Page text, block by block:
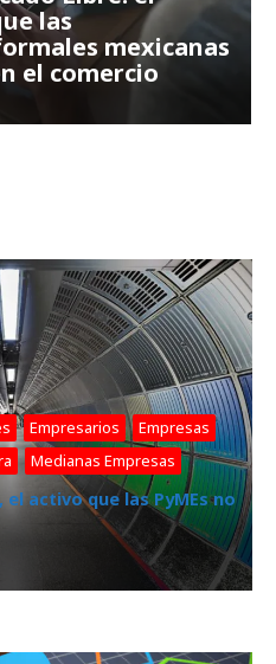
las
mexicanas
el comercio
, Empresarios , Empresas ,
, Medianas Empresas
activo que las PyMEs no